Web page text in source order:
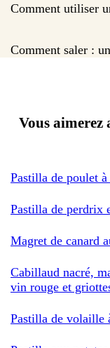
Comment utiliser
Comment saler :
Vous aimerez
Pastilla de poulet
Pastilla de perdrix
Magret de canard
Cabillaud nacré,
vin rouge et
Pastilla de volaille